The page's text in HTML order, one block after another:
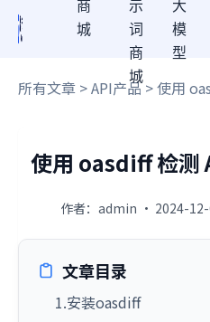
商
城
示
词
商
城
大
模
型
所有文章 >API产品> 使用
使用 oasdiff 检测
作者：admin · 2024-
文章目录
1.安装oasdiff